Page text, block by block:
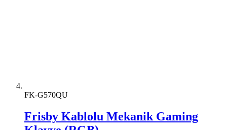
FK-G570QU
Frisby Kablolu Mekanik Gaming